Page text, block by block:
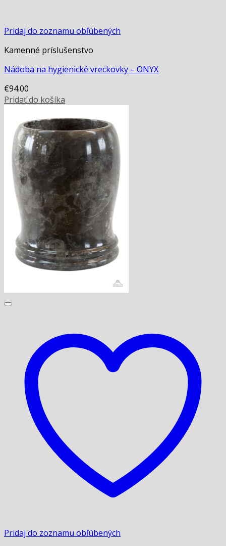
Pridaj do zoznamu obľúbených
Kamenné príslušenstvo
Nádoba na hygienické vreckovky – ONYX
€94.00
Pridať do košíka
Pridaj do zoznamu obľúbených